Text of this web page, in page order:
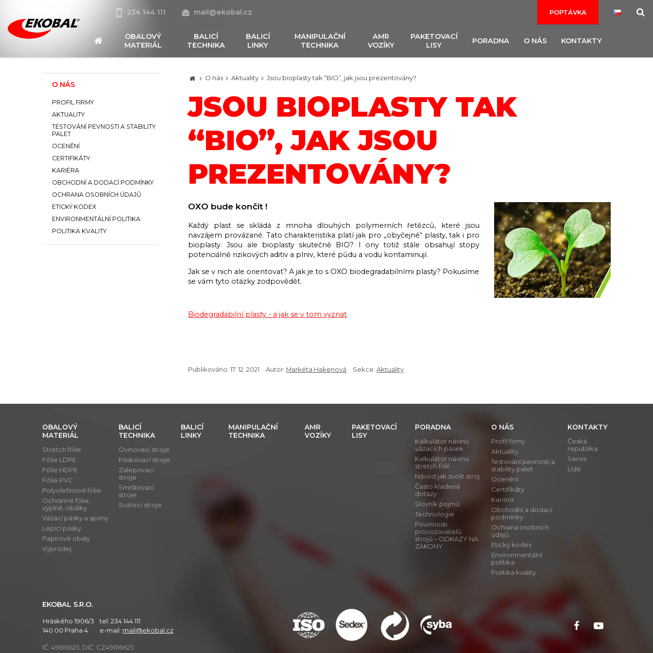
234 144 111 mail@ekobal.cz POPTÁVKA
OBALOVÝ
MATERIÁL
BALICÍ
TECHNIKA
BALICÍ
LINKY
MANIPULAČNÍ
TECHNIKA
AMR
VOZÍKY
PAKETOVACÍ
LISY
PORADNA O NÁS KONTAKTY
O nás Aktuality Jsou bioplasty tak “BIO”, jak jsou prezentovány?
JSOU BIOPLASTY TAK
“BIO”, JAK JSOU
PREZENTOVÁNY?
OXO bude končit !
Každý plast se skládá z mnoha dlouhých polymerních řetězců, které jsou
navzájem provázané. Tato charakteristika platí jak pro „obyčejné“ plasty, tak i pro
bioplasty. Jsou ale bioplasty skutečně BIO? I ony totiž stále obsahují stopy
potenciálně rizikových aditiv a plniv, které půdu a vodu kontaminují.
Jak se v nich ale orientovat? A jak je to s OXO biodegradabilními plasty? Pokusíme
se vám tyto otázky zodpovědět.
Biodegradabilní plasty - a jak se v tom vyznat
Publikováno: 17. 12. 2021 Autor: Markéta Hakenová Sekce: Aktuality
O NÁS
PROFIL FIRMY
AKTUALITY
TESTOVÁNÍ PEVNOSTI A STABILITY
PALET
OCENĚNÍ
CERTIFIKÁTY
KARIÉRA
OBCHODNÍ A DODACÍ PODMÍNKY
OCHRANA OSOBNÍCH ÚDAJŮ
ETICKÝ KODEX
ENVIRONMENTÁLNÍ POLITIKA
POLITIKA KVALITY
OBALOVÝ
MATERIÁL
Stretch fólie
Fólie LDPE
Fólie HDPE
Fólie PVC
Polyolefinové fólie
Ochranné fólie,
výplně, obálky
Vázací pásky a spony
Lepicí pásky
Papírové obaly
Výprodej
BALICÍ
TECHNIKA
Ovinovací stroje
Páskovací stroje
Zalepovací
stroje
Smršťovací
stroje
Svářecí stroje
BALICÍ
LINKY
MANIPULAČNÍ
TECHNIKA
AMR
VOZÍKY
PAKETOVACÍ
LISY
PORADNA
Kalkulátor návinu
vázacích pásek
Kalkulátor návinu
stretch fólií
Návod jak zvolit stroj
Často kladené
dotazy
Slovník pojmů
Technologie
Povinnosti
provozovatelů
strojů – ODKAZY NA
ZÁKONY
O NÁS
Profil firmy
Aktuality
Testování pevnosti a
stability palet
Ocenění
Certifikáty
Kariéra
Obchodní a dodací
podmínky
Ochrana osobních
údajů
Etický kodex
Environmentální
politika
Politika kvality
KONTAKTY
Česká
republika
Servis
Lidé
EKOBAL S.R.O.
Hráského 1906/3
140 00 Praha 4
tel: 234 144 111
e-mail: mail@ekobal.cz
IČ: 49616625, DIČ: CZ49616625